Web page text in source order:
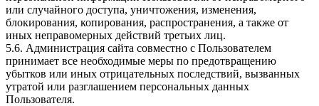
или случайного доступа, уничтожения, изменения,
блокирования, копирования, распространения, а также от
иных неправомерных действий третьих лиц.
5.6. Администрация сайта совместно с Пользователем
принимает все необходимые меры по предотвращению
убытков или иных отрицательных последствий, вызванных
утратой или разглашением персональных данных
Пользователя.